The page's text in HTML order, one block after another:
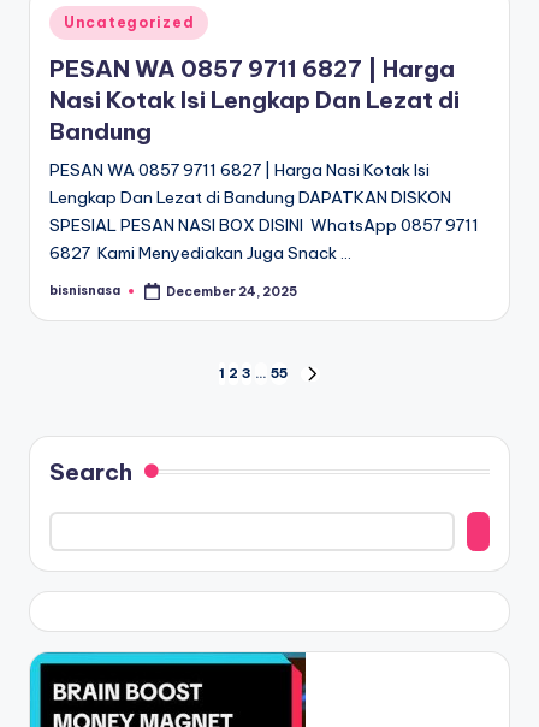
Posted
in
Uncategorized
PESAN WA 0857 9711 6827 | Harga
Nasi Kotak Isi Lengkap Dan Lezat di
Bandung
PESAN WA 0857 9711 6827 | Harga Nasi Kotak Isi
Lengkap Dan Lezat di Bandung DAPATKAN DISKON
SPESIAL PESAN NASI BOX DISINI WhatsApp 0857 9711
6827 Kami Menyediakan Juga Snack …
Posted
bisnisnasa December 24, 2025
navigation
1 2 3 … 55
Search